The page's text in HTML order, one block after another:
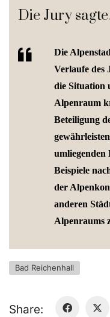
Die Jury
Die
Verlaufe des
die Situation
Alpenraum
Beteiligung
umliegenden
Beispiele
der
anderen
Alpenraums
Bad Reichenhall
Share: